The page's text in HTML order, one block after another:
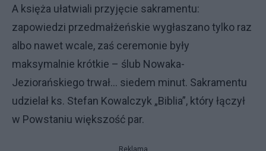
A księża ułatwiali przyjęcie sakramentu:
zapowiedzi przedmałżeńskie wygłaszano tylko raz
albo nawet wcale, zaś ceremonie były
maksymalnie krótkie – ślub Nowaka-
Jeziorańskiego trwał… siedem minut. Sakramentu
udzielał ks. Stefan Kowalczyk „Biblia”, który łączył
w Powstaniu większość par.
Reklama